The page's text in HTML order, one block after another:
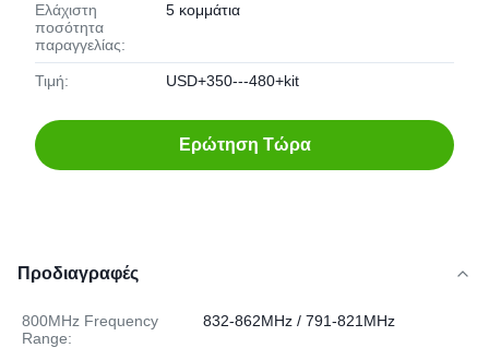
Ελάχιστη
ποσότητα
παραγγελίας:
5 κομμάτια
Τιμή: USD+350---480+kit
Ερώτηση Τώρα
Προδιαγραφές
800MHz Frequency
Range:
832-862MHz / 791-821MHz